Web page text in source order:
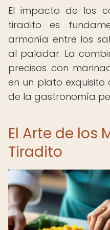
El impacto de los
tiradito es
armonía entre los
al paladar. La
precisos con
en un plato exquisito
de la gastronomía
El Arte de los
Tiradito